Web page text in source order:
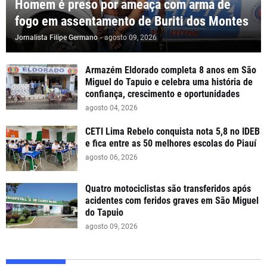
Homem é preso por ameaça com arma de
fogo em assentamento de Buriti dos Montes
Jornalista Filipe Germano - agosto 09, 2026
Armazém Eldorado completa 8 anos em São
Miguel do Tapuio e celebra uma história de
confiança, crescimento e oportunidades
agosto 04, 2026
CETI Lima Rebelo conquista nota 5,8 no IDEB
e fica entre as 50 melhores escolas do Piauí
agosto 06, 2026
Quatro motociclistas são transferidos após
acidentes com feridos graves em São Miguel
do Tapuio
agosto 09, 2026